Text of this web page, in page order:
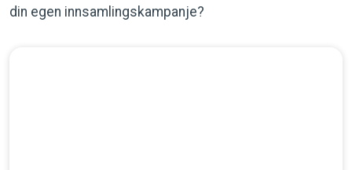
din egen innsamlingskampanje?